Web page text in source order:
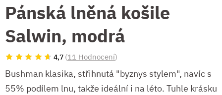
Pánská lněná košile
Salwin, modrá
4,7 (11 Hodnocení)
Bushman klasika, střihnutá "byznys stylem", navíc s
55% podílem lnu, takže ideální i na léto. Tuhle krásku